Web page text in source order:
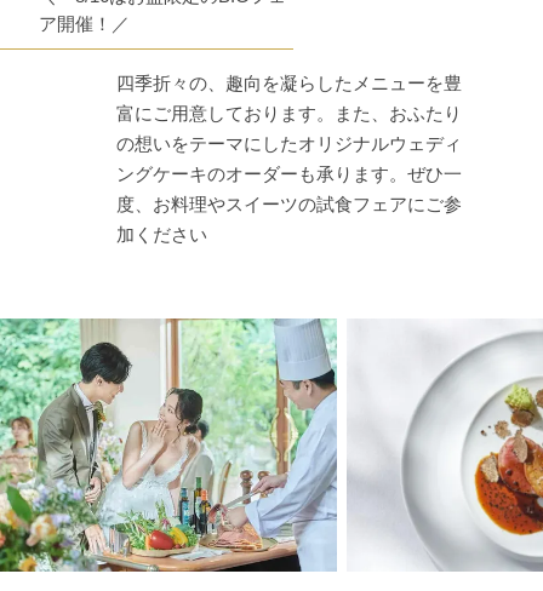
ア開催！／
四季折々の、趣向を凝らしたメニューを豊
富にご用意しております。また、おふたり
の想いをテーマにしたオリジナルウェディ
ングケーキのオーダーも承ります。ぜひ一
度、お料理やスイーツの試食フェアにご参
加ください